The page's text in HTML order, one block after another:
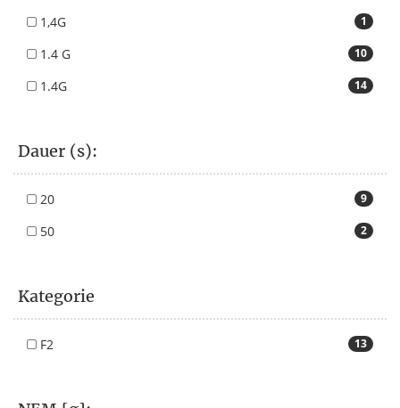
1
1,4G
10
1.4 G
14
1.4G
Dauer (s):
9
20
2
50
Kategorie
13
F2